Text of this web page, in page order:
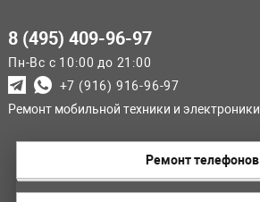
8 (495) 409-96-97
Пн-Вс с 10:00 до 21:00
+7 (916) 916-96-97
Ремонт мобильной техники и электроники
Ремонт телефонов